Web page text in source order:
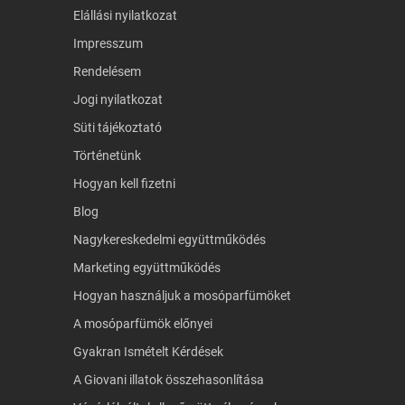
Elállási nyilatkozat
Impresszum
Rendelésem
Jogi nyilatkozat
Süti tájékoztató
Történetünk
Hogyan kell fizetni
Blog
Nagykereskedelmi együttműködés
Marketing együttműködés
Hogyan használjuk a mosóparfümöket
A mosóparfümök előnyei
Gyakran Ismételt Kérdések
A Giovani illatok összehasonlítása